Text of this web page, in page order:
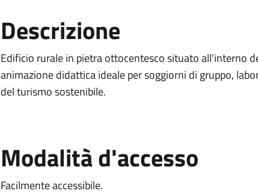
Descrizione
Edificio rurale in pietra ottocentesco situato all'interno
animazione didattica ideale per soggiorni di gruppo,
del turismo sostenibile.
Modalità d'accesso
Facilmente accessibile.